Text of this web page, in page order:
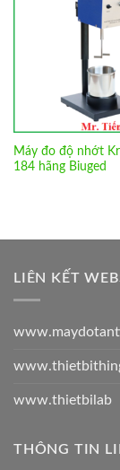
Máy đo độ nhớt
184 hãng Biuged
LIÊN KẾT
www.thietbilab
THÔNG TIN